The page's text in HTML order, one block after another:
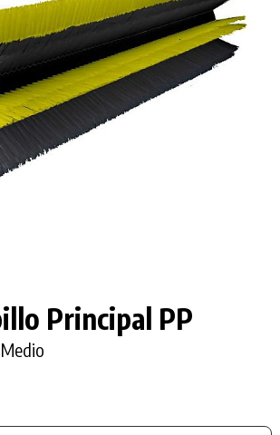
Principal PP